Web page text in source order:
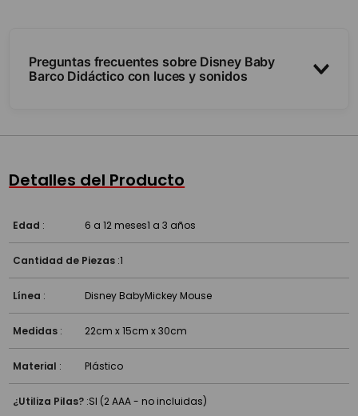
Preguntas frecuentes sobre Disney Baby
Barco Didáctico con luces y sonidos
¿Qué estimula?
Detalles del Producto
Edad : 6 a 12 meses1 a 3 años
Cantidad de Piezas :1
Línea : Disney BabyMickey Mouse
Medidas : 22cm x 15cm x 30cm
Material : Plástico
¿Utiliza Pilas? :SI (2 AAA - no incluidas)